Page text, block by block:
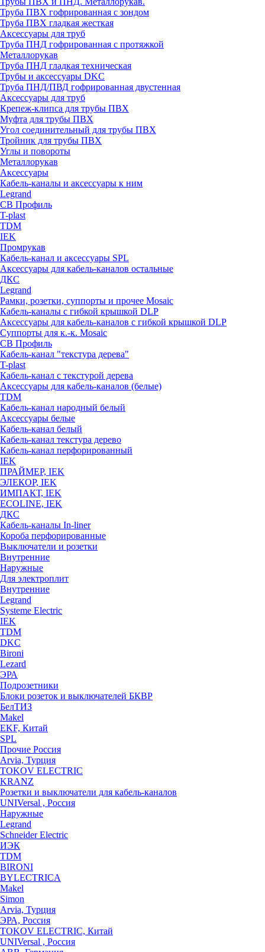
Труба ПВХ гофрированная с зондом
Труба ПВХ гладкая жесткая
Аксессуары для труб
Труба ПНД гофрированная с протяжкой
Металлорукав
Труба ПНД гладкая техническая
Трубы и аксессуары DKC
Труба ПНД/ПВД гофрированная двустенная
Аксессуары для труб
Крепеж-клипса для трубы ПВХ
Муфта для трубы ПВХ
Угол соединительный для трубы ПВХ
Тройник для трубы ПВХ
Углы и повороты
Металлорукав
Аксессуары
Кабель-каналы и аксессуары к ним
Legrand
СВ Профиль
T-plast
TDM
IEK
Промрукав
Кабель-канал и аксессуары SPL
Аксессуары для кабель-каналов остальные
ДКС
Legrand
Рамки, розетки, суппорты и прочее Mosaic
Кабель-каналы с гибкой крышкой DLP
Аксессуары для кабель-каналов с гибкой крышкой DLP
Суппорты для к.-к. Mosaic
СВ Профиль
Кабель-канал "текстура дерева"
T-plast
Кабель-канал с текстурой дерева
Аксессуары для кабель-каналов (белые)
TDM
Кабель-канал народный белый
Аксессуары белые
Кабель-канал белый
Кабель-канал текстура дерево
Кабель-канал перфорированный
IEK
ПРАЙМЕР, IEK
ЭЛЕКОР, IEK
ИМПАКТ, IEK
ECOLINE, IEK
ДКС
Кабель-каналы In-liner
Короба перфорированные
Выключатели и розетки
Внутренние
Наружные
Для электроплит
Внутренние
Legrand
Systeme Electric
IEK
TDM
DKC
Bironi
Lezard
ЭРА
Подрозетники
Блоки розеток и выключателей БКВР
БелТИЗ
Makel
EKF, Китай
SPL
Прочие Россия
Arvia, Турция
TOKOV ELECTRIC
KRANZ
Розетки и выключатели для кабель-каналов
UNIVersal , Россия
Наружные
Legrand
Schneider Electric
ИЭК
TDM
BIRONI
BYLECTRICA
Makel
Simon
Arvia, Турция
ЭРА, Россия
TOKOV ELECTRIC, Китай
UNIVersal , Россия